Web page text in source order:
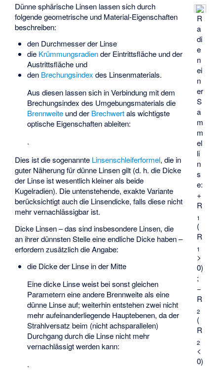
R
a
di
e
n
ei
n
er
S
a
m
m
el
li
n
s
e:
+
R
1
(
R
1
>
0)
;
−
R
2
(
R
2
<
0)
Dünne sphärische Linsen lassen sich durch
folgende geometrische und Material-Eigenschaften
beschreiben:
den Durchmesser der Linse
die Krümmungsradiender Eintrittsfläche und der
Austrittsfläche und
den Brechungsindex des Linsenmaterials.
Aus diesen lassen sich in Verbindung mit dem
Brechungsindex des Umgebungsmaterials die
Brennweite und der Brechwert als wichtigste
optische Eigenschaften ableiten:
.
Dies ist die sogenannte Linsenschleiferformel, die in
guter Näherung für dünne Linsen gilt (d. h. die Dicke
der Linse ist wesentlich kleiner als beide
Kugelradien). Die untenstehende, exakte Variante
berücksichtigt auch die Linsendicke, falls diese nicht
mehr vernachlässigbar ist.
Dicke Linsen – das sind insbesondere Linsen, die
an ihrer dünnsten Stelle eine endliche Dicke haben –
erfordern zusätzlich die Angabe:
die Dicke der Linse in der Mitte
Eine dicke Linse weist bei sonst gleichen
Parametern eine andere Brennweite als eine
dünne Linse auf; weiterhin entstehen zwei nicht
mehr aufeinanderliegende Hauptebenen, da der
Strahlversatz beim (nicht achsparallelen)
Durchgang durch die Linse nicht mehr
vernachlässigt werden kann:
.